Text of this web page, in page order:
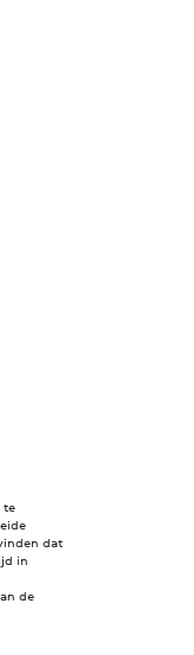
te
dat
in
de